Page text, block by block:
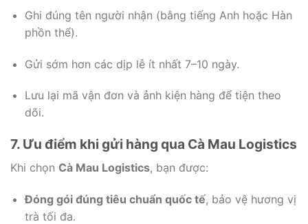
Ghi đúng tên người nhận (bằng tiếng Anh hoặc Hàn
phồn thể).
Gửi sớm hơn các dịp lễ ít nhất 7–10 ngày.
Lưu lại mã vận đơn và ảnh kiện hàng để tiện theo
dõi.
7. Ưu điểm khi gửi hàng qua Cà Mau Logistics
Khi chọn Cà Mau Logistics, bạn được:
Đóng gói đúng tiêu chuẩn quốc tế, bảo vệ hương vị
trà tối đa.